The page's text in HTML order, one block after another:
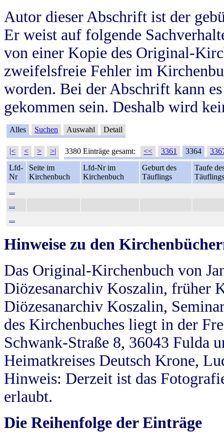
Autor dieser Abschrift ist der
Er weist auf folgende
von einer Kopie des Original-
zweifelsfreie Fehler im
worden. Bei der Abschrift kann
gekommen sein. Deshalb wird
Alles Suchen Auswahl Detail
|< < > >| 3380 Einträge gesamt: << 3361 3364
Lfd-
Nr
Seite im
Kirchenbuch
Lfd-Nr im
Kirchenbuch
Geburt des
Täuflings
Taufe
Täuflings
...
...
...
Hinweise zu den
Das Original-Kirchenbuch von
Diözesanarchiv Koszalin, früher
Diözesanarchiv Koszalin,
des Kirchenbuches liegt in der
Schwank-Straße 8, 36043 Fulda
Heimatkreises Deutsch Krone,
Hinweis: Derzeit ist das
erlaubt.
Die Reihenfolge der Einträge